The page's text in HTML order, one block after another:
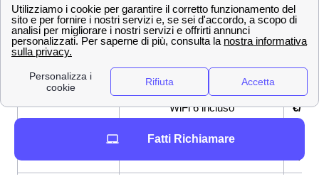
clienti a Villa Collemandina:
OFFERTE a Villa
Fibra fino a 2,5 Gbps, Modem
WiFi 6 incluso
€/
Fibra fino a 2,5 Gbps, Netflix
€/
Fatti Richiamare